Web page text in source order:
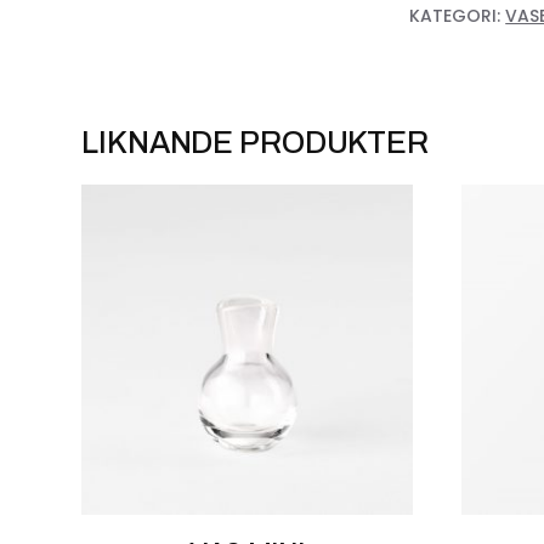
KATEGORI:
LIKNANDE PRODUKTER